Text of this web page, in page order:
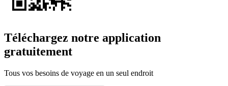
Téléchargez notre application
gratuitement
Tous vos besoins de voyage en un seul endroit